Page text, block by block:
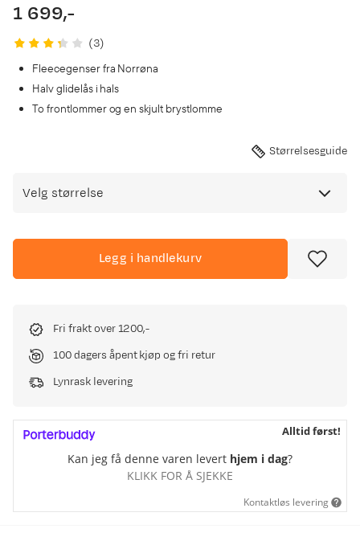
price
1 699,-
(3)
Fleecegenser fra Norrøna
Halv glidelås i hals
To frontlommer og en skjult brystlomme
Størrelsesguide
Velg størrelse
Legg i handlekurv
Fri frakt over 1200,-
100 dagers åpent kjøp og fri retur
Lynrask levering
Alltid først!
Kan jeg få denne varen levert hjem i dag?
KLIKK FOR Å SJEKKE
Kontaktløs levering